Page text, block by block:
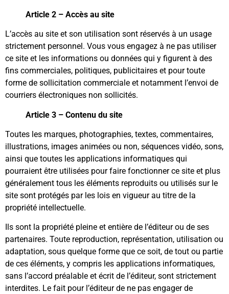
Article 2 – Accès au site
L’accès au site et son utilisation sont réservés à un usage
strictement personnel. Vous vous engagez à ne pas utiliser
ce site et les informations ou données qui y figurent à des
fins commerciales, politiques, publicitaires et pour toute
forme de sollicitation commerciale et notamment l’envoi de
courriers électroniques non sollicités.
Article 3 – Contenu du site
Toutes les marques, photographies, textes, commentaires,
illustrations, images animées ou non, séquences vidéo, sons,
ainsi que toutes les applications informatiques qui
pourraient être utilisées pour faire fonctionner ce site et plus
généralement tous les éléments reproduits ou utilisés sur le
site sont protégés par les lois en vigueur au titre de la
propriété intellectuelle.
Ils sont la propriété pleine et entière de l’éditeur ou de ses
partenaires. Toute reproduction, représentation, utilisation ou
adaptation, sous quelque forme que ce soit, de tout ou partie
de ces éléments, y compris les applications informatiques,
sans l’accord préalable et écrit de l’éditeur, sont strictement
interdites. Le fait pour l’éditeur de ne pas engager de